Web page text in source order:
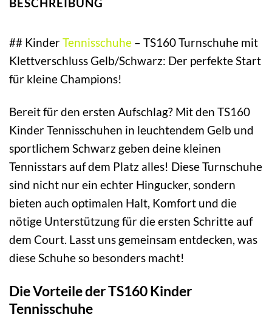
BESCHREIBUNG
## KinderTennisschuhe – TS160 Turnschuhe mit
Klettverschluss Gelb/Schwarz: Der perfekte Start
für kleine Champions!
Bereit für den ersten Aufschlag? Mit den TS160
Kinder Tennisschuhen in leuchtendem Gelb und
sportlichem Schwarz geben deine kleinen
Tennisstars auf dem Platz alles! Diese Turnschuhe
sind nicht nur ein echter Hingucker, sondern
bieten auch optimalen Halt, Komfort und die
nötige Unterstützung für die ersten Schritte auf
dem Court. Lasst uns gemeinsam entdecken, was
diese Schuhe so besonders macht!
Die Vorteile der TS160 Kinder
Tennisschuhe